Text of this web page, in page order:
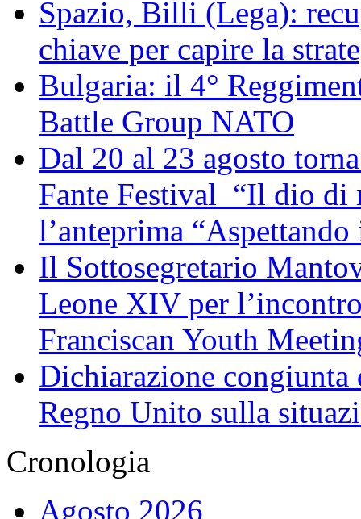
Spazio, Billi (Lega):
chiave per capire la
Bulgaria: il 4°
Battle Group NATO
Dal 20 al 23 agosto
Fante Festival “Il dio di
l’anteprima
Il Sottosegretario
Leone XIV per
Franciscan Youth
Dichiarazione
Regno Unito sulla
Cronologia
Agosto 2026